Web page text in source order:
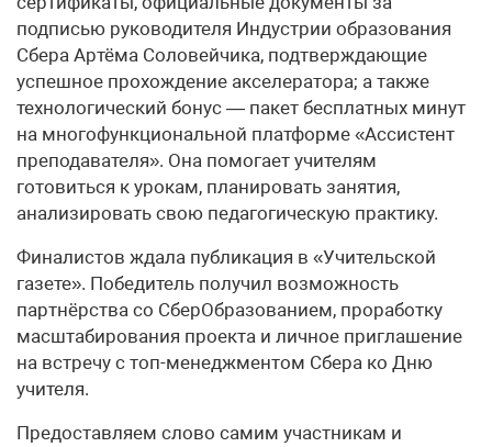
подписью руководителя Индустрии образования
Сбера Артёма Соловейчика, подтверждающие
успешное прохождение акселератора; а также
технологический бонус — пакет бесплатных минут
на многофункциональной платформе «Ассистент
преподавателя». Она помогает учителям
готовиться к урокам, планировать занятия,
анализировать свою педагогическую практику.
Финалистов ждала публикация в «Учительской
газете». Победитель получил возможность
партнёрства со СберОбразованием, проработку
масштабирования проекта и личное приглашение
на встречу с топ-менеджментом Сбера ко Дню
учителя.
Предоставляем слово самим участникам и